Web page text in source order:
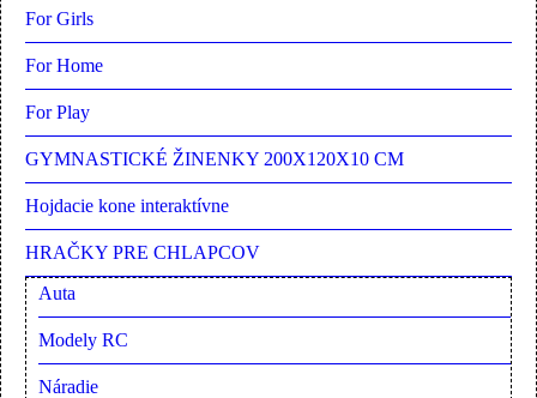
For Girls
For Home
For Play
GYMNASTICKÉ ŽINENKY 200X120X10 CM
Hojdacie kone interaktívne
HRAČKY PRE CHLAPCOV
Auta
Modely RC
Náradie